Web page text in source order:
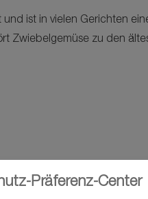
ist in vielen Gerichten
Zwiebelgemüse zu den
Präferenz-Center